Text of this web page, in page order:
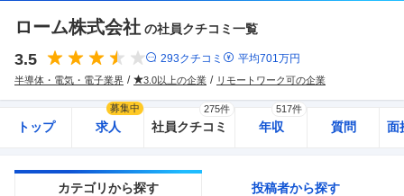
ローム株式会社 の社員クチコミ一覧
3.5 293クチコミ 平均701 万円
半導体・電気・電子業界 3.0以上の企業 リモートワーク可の企業
トップ 求人
募集中
社員クチコミ
275件
年収
517件
質問 面
カテゴリから探す 投稿者から探す